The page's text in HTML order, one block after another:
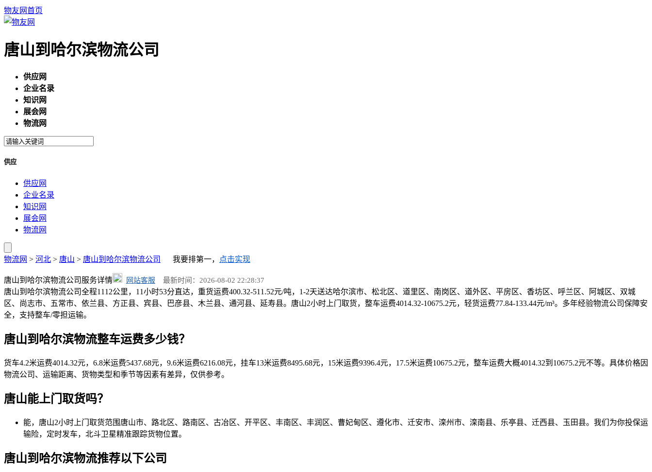
物友网首页
唐山到哈尔滨物流公司
供应网
企业名录
知识网
展会网
物流网
供应
供应网
企业名录
知识网
展会网
物流网
物流网 > 河北 > 唐山 > 唐山到哈尔滨物流公司 我要排第一， 点击实现
唐山到哈尔滨物流公司服务详情 网站客服 最新时间：2026-08-02 22:28:37
唐山到哈尔滨物流公司全程1112公里，11小时53分直达，重货运费400.32-511.52元/吨，1-2天送达哈尔滨市、松北区、道里区、南岗区、道外区、平房区、香坊区、呼兰区、阿城区、双城
区、尚志市、五常市、依兰县、方正县、宾县、巴彦县、木兰县、通河县、延寿县。唐山2小时上门取货，整车运费4014.32-10675.2元，轻货运费77.84-133.44元/m³。多年经验物流公司保障安
全，支持整车/零担运输。
唐山到哈尔滨物流整车运费多少钱？
货车4.2米运费4014.32元，6.8米运费5437.68元，9.6米运费6216.08元，挂车13米运费8495.68元，15米运费9396.4元，17.5米运费10675.2元，整车运费大概4014.32到10675.2元不等。具体价格因
物流公司、运输距离、货物类型和季节等因素有差异，仅供参考。
唐山能上门取货吗？
能，唐山2小时上门取货范围唐山市、路北区、路南区、古冶区、开平区、丰南区、丰润区、曹妃甸区、遵化市、迁安市、滦州市、滦南县、乐亭县、迁西县、玉田县。我们为你投保运
输险，定时发车，北斗卫星精准跟踪货物位置。
唐山到哈尔滨物流推荐以下公司